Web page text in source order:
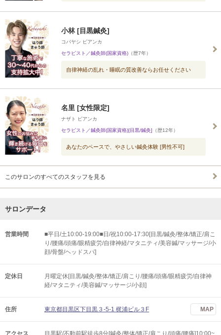
小林 [目黒鍼灸]
コバヤシ ビアンカ
セラピスト／鍼灸師(国家資格) （歴7年）
自律神経の乱れ・睡眠の質改善ならお任せください
名里 [女性限定]
ナザト ビアンカ
セラピスト／鍼灸師(国家資格)[目黒/鍼灸] （歴12年）
あなたのペースで、やさしい鍼灸体験 [男性不可]
このサロンのすべてのスタッフを見る
サロンデータ
営業時間
■平日/土10:00-19:00■日/祝10:00-17:30[目黒/鍼灸/整体/矯正/肩こ
り/腰痛/頭痛/眼精疲労/自律神経/マタニティ/美容鍼/マッサージ/小
顔/骨盤/ヘッドスパ]
定休日
月曜定休[目黒/鍼灸/整体/矯正/肩こり/腰痛/頭痛/眼精疲労/自律神
経/マタニティ/美容鍼/マッサージ/小顔]
住所 東京都目黒区下目黒３-5-1 梶浦ビル３F MAP
アクセス 目黒駅/不動前駅徒歩8分[鍼灸/整体/矯正/肩こり/頭痛/腰痛]10:00~